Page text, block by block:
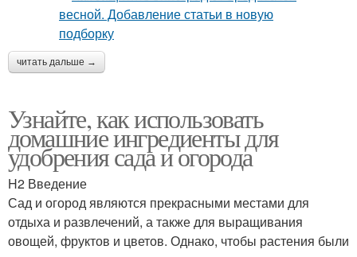
читать дальше →
Узнайте, как использовать
домашние ингредиенты для
удобрения сада и огорода
H2 Введение
Сад и огород являются прекрасными местами для
отдыха и развлечений, а также для выращивания
овощей, фруктов и цветов. Однако, чтобы растения были